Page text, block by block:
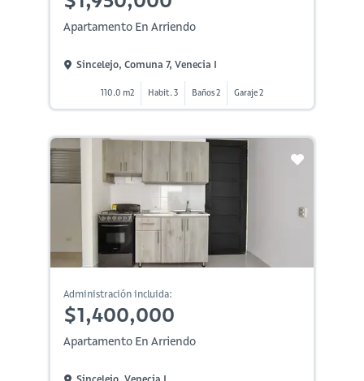
Apartamento En Arriendo
Sincelejo, Comuna 7, Venecia I
110.0 m2 Habit. 3 Baños 2 Garaje 2
Administración incluida:
$1,400,000
Apartamento En Arriendo